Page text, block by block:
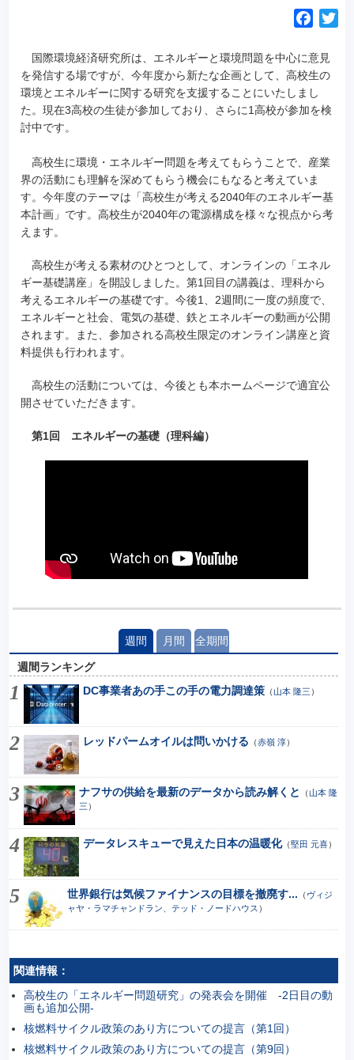
c
e
b
o
国際環境経済研究所は、エネルギーと環境問題を中心に意見
を発信する場ですが、今年度から新たな企画として、高校生の
環境とエネルギーに関する研究を支援することにいたしまし
た。現在3高校の生徒が参加しており、さらに1高校が参加を検
討中です。
高校生に環境・エネルギー問題を考えてもらうことで、産業
界の活動にも理解を深めてもらう機会にもなると考えていま
す。今年度のテーマは「高校生が考える2040年のエネルギー基
本計画」です。高校生が2040年の電源構成を様々な視点から考
えます。
高校生が考える素材のひとつとして、オンラインの「エネル
ギー基礎講座」を開設しました。第1回目の講義は、理科から
考えるエネルギーの基礎です。今後1、2週間に一度の頻度で、
エネルギーと社会、電気の基礎、鉄とエネルギーの動画が公開
されます。また、参加される高校生限定のオンライン講座と資
料提供も行われます。
高校生の活動については、今後とも本ホームページで適宜公
開させていただきます。
第1回 エネルギーの基礎（理科編）
週間 月間 全期間
週間ランキング
DC事業者あの手この手の電力調達策（山本 隆三 ）
レッドパームオイルは問いかける （赤嶺 淳）
ナフサの供給を最新のデータから読み解くと （山本 隆
三 ）
データレスキューで見えた日本の温暖化（堅田 元喜）
世界銀行は気候ファイナンスの目標を撤廃す... （ ヴィジ
ャヤ・ラマチャンドラン、テッド・ノードハウス ）
関連情報：
高校生の「エネルギー問題研究」の発表会を開催 ‐2日目の動
画も追加公開‐
核燃料サイクル政策のあり方についての提言（第1回）
核燃料サイクル政策のあり方についての提言（第9回）